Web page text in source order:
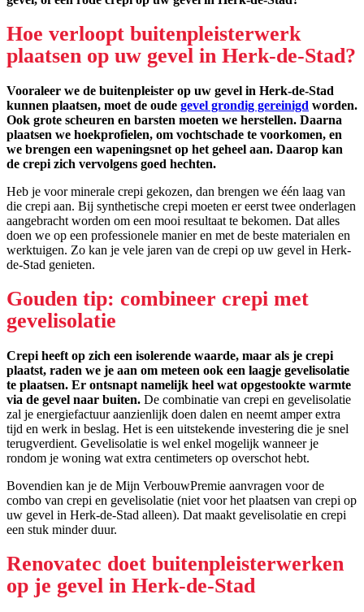
Hoe verloopt buitenpleisterwerk
plaatsen op uw gevel in Herk-de-Stad?
Vooraleer we de buitenpleister op uw gevel in Herk-de-Stad
kunnen plaatsen, moet de oude gevel grondig gereinigd worden.
Ook grote scheuren en barsten moeten we herstellen. Daarna
plaatsen we hoekprofielen, om vochtschade te voorkomen, en
we brengen een wapeningsnet op het geheel aan. Daarop kan
de crepi zich vervolgens goed hechten.
Heb je voor minerale crepi gekozen, dan brengen we één laag van
die crepi aan. Bij synthetische crepi moeten er eerst twee onderlagen
aangebracht worden om een mooi resultaat te bekomen. Dat alles
doen we op een professionele manier en met de beste materialen en
werktuigen. Zo kan je vele jaren van de crepi op uw gevel in Herk-
de-Stad genieten.
Gouden tip: combineer crepi met
gevelisolatie
Crepi heeft op zich een isolerende waarde, maar als je crepi
plaatst, raden we je aan om meteen ook een laagje gevelisolatie
te plaatsen. Er ontsnapt namelijk heel wat opgestookte warmte
via de gevel naar buiten. De combinatie van crepi en gevelisolatie
zal je energiefactuur aanzienlijk doen dalen en neemt amper extra
tijd en werk in beslag. Het is een uitstekende investering die je snel
terugverdient. Gevelisolatie is wel enkel mogelijk wanneer je
rondom je woning wat extra centimeters op overschot hebt.
Bovendien kan je de Mijn VerbouwPremie aanvragen voor de
combo van crepi en gevelisolatie (niet voor het plaatsen van crepi op
uw gevel in Herk-de-Stad alleen). Dat maakt gevelisolatie en crepi
een stuk minder duur.
Renovatec doet buitenpleisterwerken
op je gevel in Herk-de-Stad